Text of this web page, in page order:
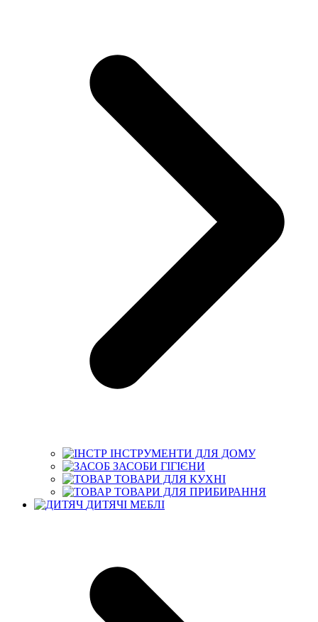
ІНСТРУМЕНТИ ДЛЯ ДОМУ
ЗАСОБИ ГІГІЄНИ
ТОВАРИ ДЛЯ КУХНІ
ТОВАРИ ДЛЯ ПРИБИРАННЯ
ДИТЯЧІ МЕБЛІ